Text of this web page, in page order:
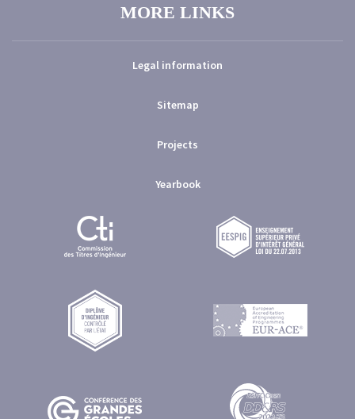
MORE LINKS
Legal information
Sitemap
Projects
Yearbook